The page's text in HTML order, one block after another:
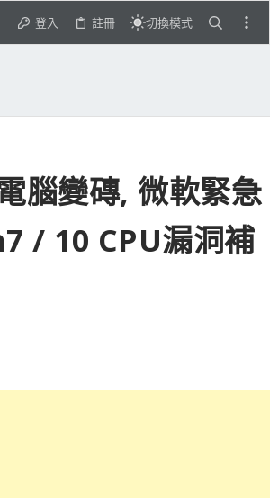
登入 註冊 切換模式
腦變磚, 微軟緊急
/ 10 CPU漏洞補